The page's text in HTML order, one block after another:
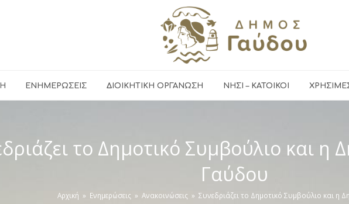
ΕΝΗΜΕΡΏΣΕΙΣ ΔΙΟΙΚΗΤΙΚΗ ΟΡΓΑΝΩΣΗ ΝΗΣΙ – ΚΑΤΟΙΚΟΙ
το Δημοτικό Συμβούλιο και η
Γαύδου
Αρχική » Ενημερώσεις » Ανακοινώσεις » Συνεδριάζει το Δημοτικό Συμβούλιο και η